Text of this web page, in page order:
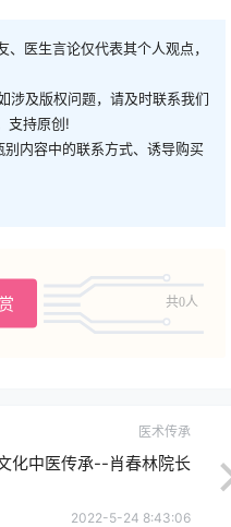
医生言论仅代表其个人观点，
涉及版权问题，请及时联系我们
支持原创!
内容中的联系方式、诱导购买
共0人
医术传承
化中医传承--肖春林院长
2022-5-24 8:43:06